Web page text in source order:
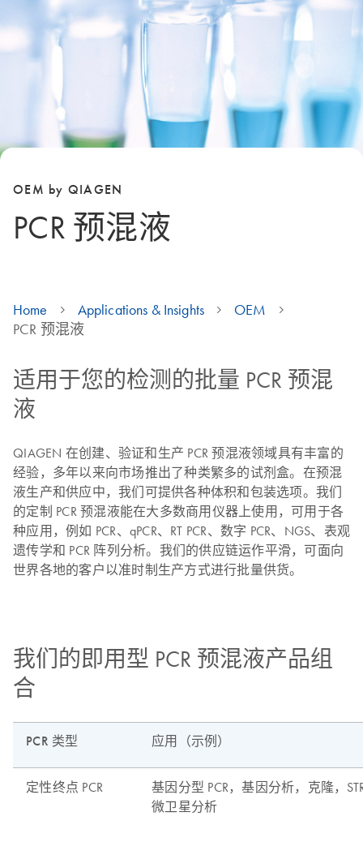
OEM by QIAGEN
PCR 预混液
Home Applications & Insights
OEM
PCR 预混液
适用于您的检测的批量 PCR 预混
液
QIAGEN 在创建、验证和生产 PCR 预混液领域具有丰富的
经验，多年以来向市场推出了种类繁多的试剂盒。在预混
液生产和供应中，我们可提供各种体积和包装选项。我们
的定制 PCR 预混液能在大多数商用仪器上使用，可用于各
种应用，例如 PCR、qPCR、RT PCR、数字 PCR、NGS、表观
遗传学和 PCR 阵列分析。我们的供应链运作平滑，可面向
世界各地的客户以准时制生产方式进行批量供货。
我们的即用型 PCR 预混液产品组
合